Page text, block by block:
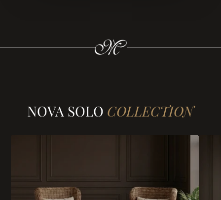
NOVA SOLO COLLECTION